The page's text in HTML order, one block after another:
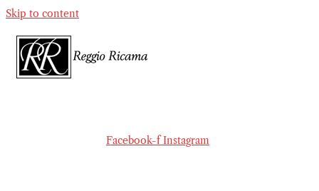
Skip to content
Facebook-f Instagram